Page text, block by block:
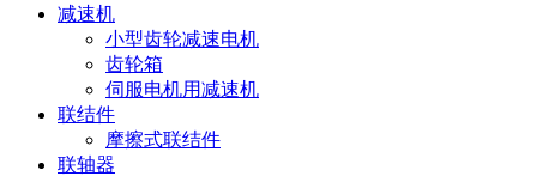
减速机
小型齿轮减速电机
齿轮箱
伺服电机用减速机
联结件
摩擦式联结件
联轴器